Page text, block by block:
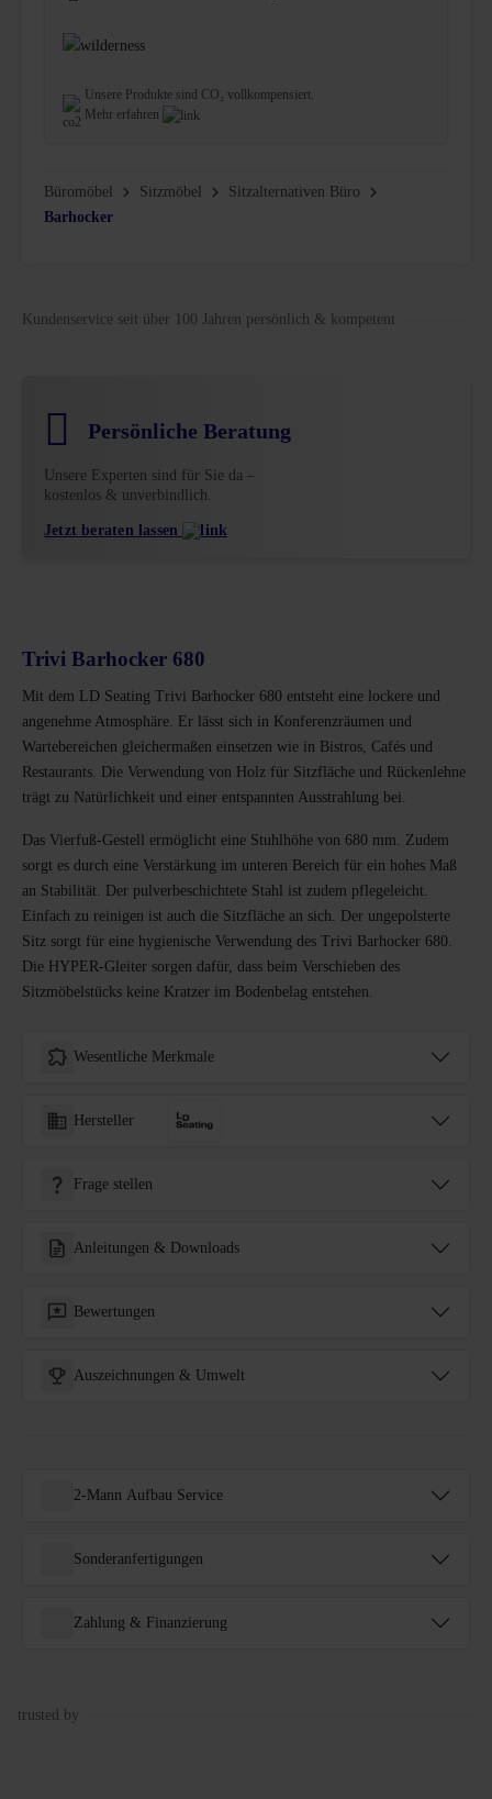
Unsere Produkte sind CO₂ vollkompensiert.
Mehr erfahren
Büromöbel Sitzmöbel
Sitzalternativen Büro
Barhocker
Kundenservice seit über 100 Jahren persönlich & kompetent
Persönliche Beratung
Unsere Experten sind für Sie da –
kostenlos & unverbindlich.
Jetzt beraten lassen
Trivi Barhocker 680
Mit dem LD Seating Trivi Barhocker 680 entsteht eine lockere und
angenehme Atmosphäre. Er lässt sich in Konferenzräumen und
Wartebereichen gleichermaßen einsetzen wie in Bistros, Cafés und
Restaurants. Die Verwendung von Holz für Sitzfläche und Rückenlehne
trägt zu Natürlichkeit und einer entspannten Ausstrahlung bei.
Das Vierfuß-Gestell ermöglicht eine Stuhlhöhe von 680 mm. Zudem
sorgt es durch eine Verstärkung im unteren Bereich für ein hohes Maß
an Stabilität. Der pulverbeschichtete Stahl ist zudem pflegeleicht.
Einfach zu reinigen ist auch die Sitzfläche an sich. Der ungepolsterte
Sitz sorgt für eine hygienische Verwendung des Trivi Barhocker 680.
Die HYPER-Gleiter sorgen dafür, dass beim Verschieben des
Sitzmöbelstücks keine Kratzer im Bodenbelag entstehen.
Wesentliche Merkmale
Hersteller
Frage stellen
Anleitungen & Downloads
Bewertungen
Auszeichnungen & Umwelt
2-Mann Aufbau Service
Sonderanfertigungen
Zahlung & Finanzierung
trusted by